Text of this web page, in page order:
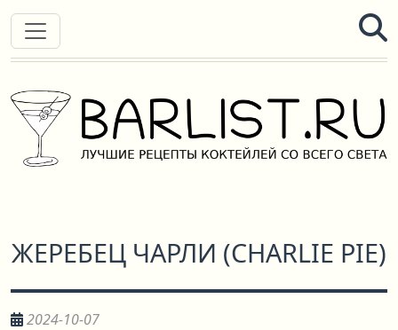
ЖЕРЕБЕЦ ЧАРЛИ (CHARLIE PIE)
2024-10-07